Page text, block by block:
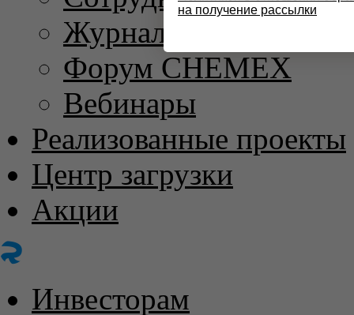
Журнал
Форум CHEMEX
Вебинары
Реализованные проекты
Центр загрузки
Акции
Инвесторам
на получение рассылки